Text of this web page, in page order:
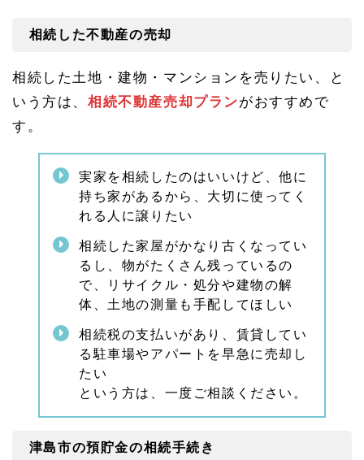
名駅
のご
案内
屋相
続相
談
所・
緑オ
フィ
スの
ご案
内
9.
3
津島
市の
相続
気軽
に
相続した不動産の売却
相続した土地・建物・マンションを売りたい、と
いう方は、 相続不動産売却プランがおすすめで
す。
実家を相続したのはいいけど、他に
持ち家があるから、大切に使ってく
れる人に譲りたい
相続した家屋がかなり古くなってい
るし、物がたくさん残っているの
で、リサイクル・処分や建物の解
体、土地の測量も手配してほしい
相続税の支払いがあり、賃貸してい
る駐車場やアパートを早急に売却し
たい
という方は、一度ご相談ください。
津島市の預貯金の相続手続き